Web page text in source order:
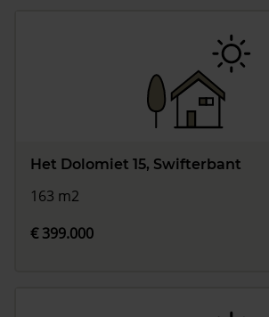
Het Dolomiet 15, Swifterbant
163 m2
€ 399.000